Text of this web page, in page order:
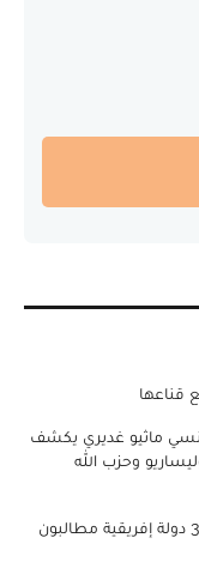
قناعها
ماثيو غديري يكشف
وحزب الله
تأشيرة الدخول للولايات المتحدة: مواطنو 30 دولة إفريقية مطالبون